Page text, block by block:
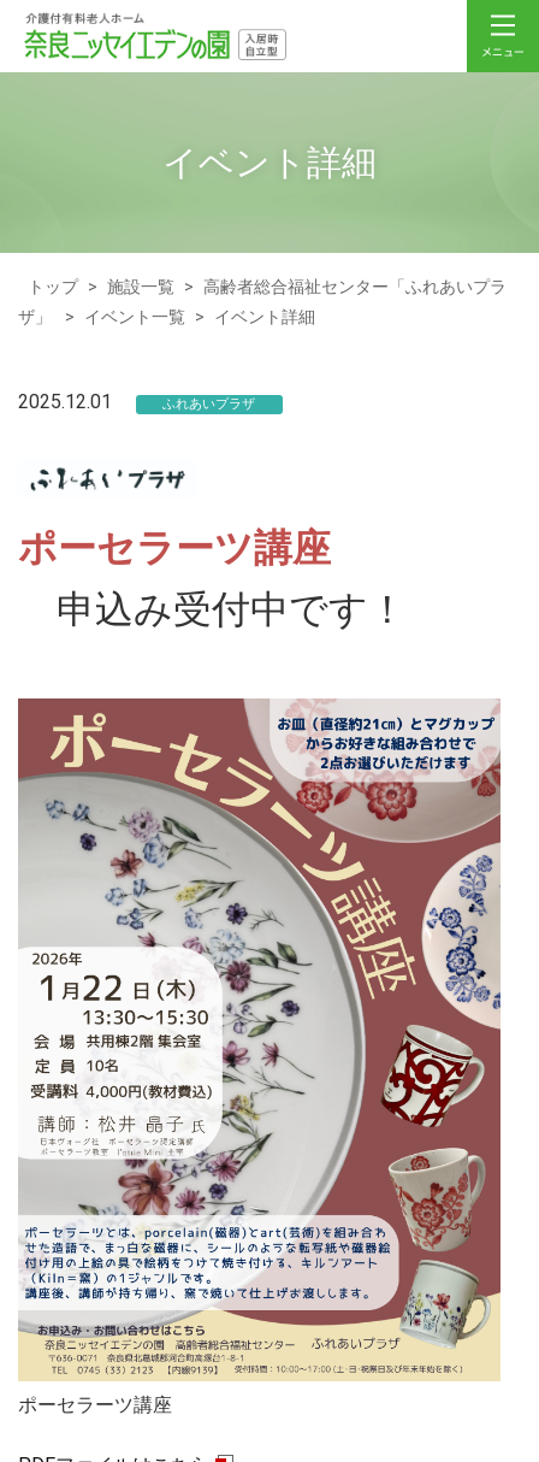
イベント詳細
トップ > 施設一覧 > 高齢者総合福祉センター「ふれあいプラ
ザ」
> イベント一覧 > イベント詳細
2025.12.01 ふれあいプラザ
ポーセラーツ講座
申込み受付中です！
ポーセラーツ講座